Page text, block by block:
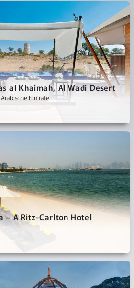
al Khaimah, Al Wadi Desert
Emirate
– A Ritz-Carlton Hotel